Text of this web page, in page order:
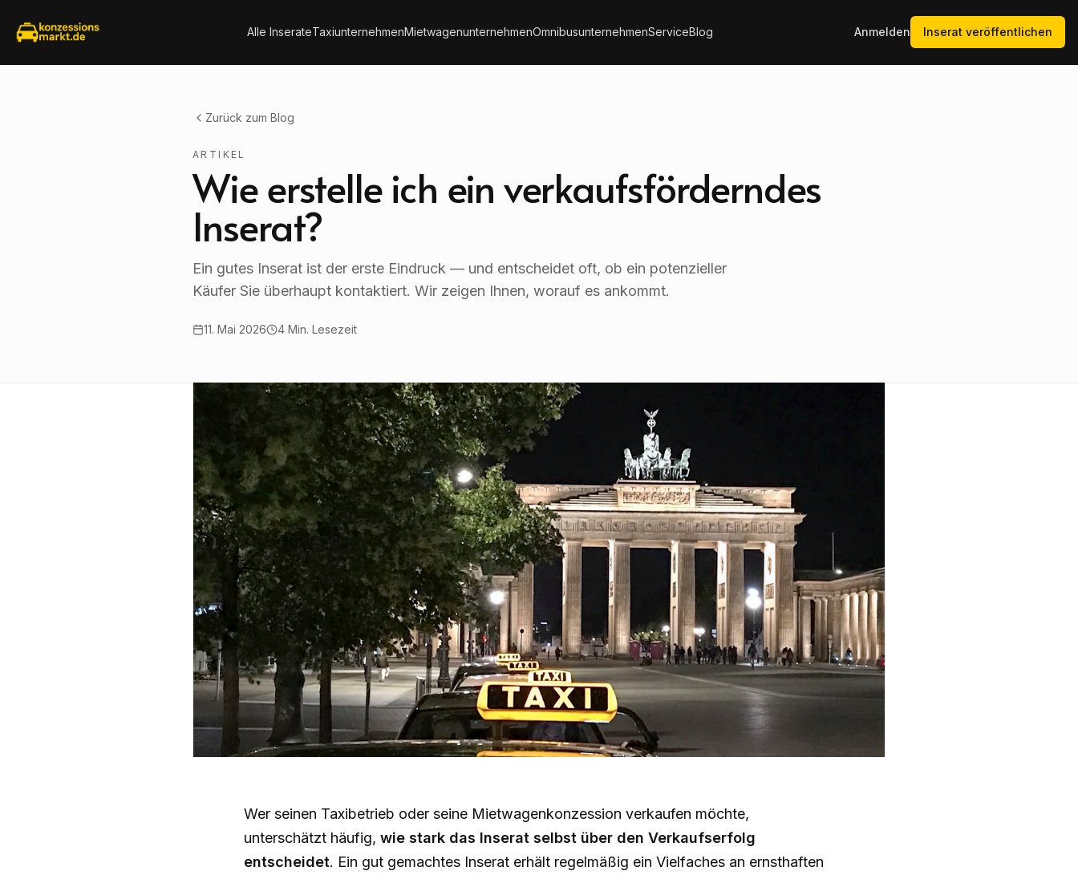
Alle InserateTaxiunternehmenMietwagenunternehmenOmnibusunternehmenServiceBlog Anmelden Inserat veröffentlichen
Zurück zum Blog
ARTIKEL
Wie erstelle ich ein verkaufsförderndes
Inserat?
Ein gutes Inserat ist der erste Eindruck — und entscheidet oft, ob ein potenzieller
Käufer Sie überhaupt kontaktiert. Wir zeigen Ihnen, worauf es ankommt.
11. Mai 2026 4 Min. Lesezeit
Wer seinen Taxibetrieb oder seine Mietwagenkonzession verkaufen möchte,
unterschätzt häufig, wie stark das Inserat selbst über den Verkaufserfolg
entscheidet. Ein gut gemachtes Inserat erhält regelmäßig ein Vielfaches an ernsthaften